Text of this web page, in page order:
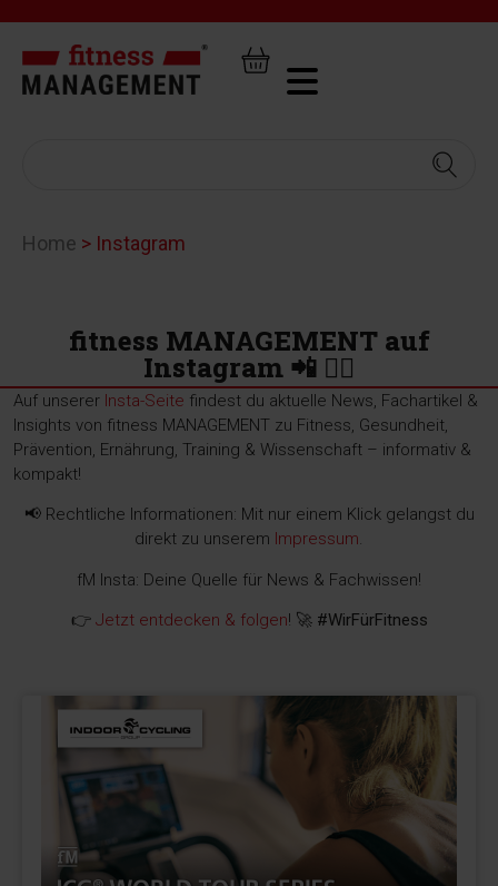
Home > Instagram
fitness MANAGEMENT auf
Instagram 📲 🏋️‍♂️
Auf unserer Insta-Seite findest du aktuelle News, Fachartikel &
Insights von fitness MANAGEMENT zu Fitness, Gesundheit,
Prävention, Ernährung, Training & Wissenschaft – informativ &
kompakt!
📢 Rechtliche Informationen: Mit nur einem Klick gelangst du
direkt zu unserem Impressum.
fM Insta: Deine Quelle für News & Fachwissen!
👉 Jetzt entdecken & folgen! 🚀 #WirFürFitness